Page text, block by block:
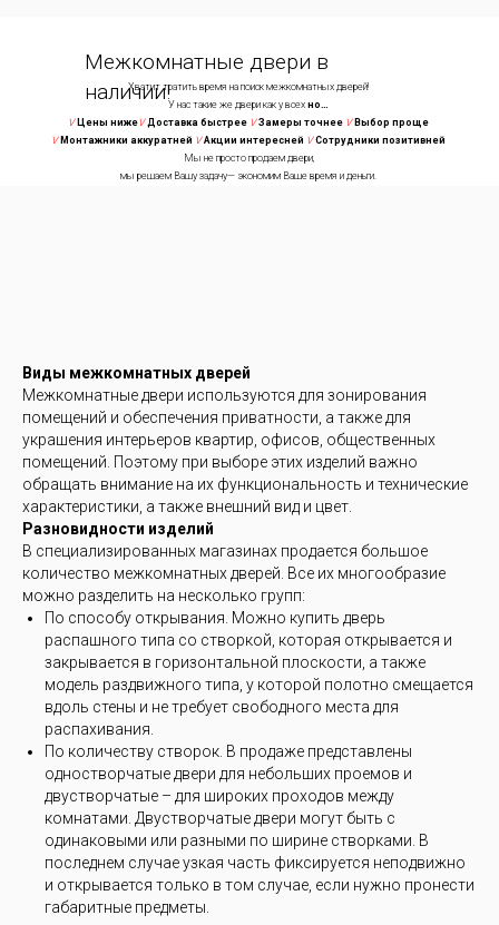
Межкомнатные двери в
наличии!
Хватит тратить время на поиск межкомнатных дверей!
У нас такие же двери как у всех но…
Замеры точнее V Доставка быстрее V Монтажники аккуратней V Акции интересней
Мы не просто продаем двери,
мы решаем Вашу задачу— экономим Ваше время и деньги.
Хватит тратить время на поиск межкомнатных дверей!
У нас такие же двери как у всех но…
V Цены нижеV Доставка быстрее VЗамеры точнее V Выбор проще
V Монтажники аккуратней V Акции интересней V Сотрудники позитивней
Мы не просто продаем двери,
мы решаем Вашу задачу— экономим Ваше время и деньги.
Виды межкомнатных дверей
Межкомнатные двери используются для зонирования
помещений и обеспечения приватности, а также для
украшения интерьеров квартир, офисов, общественных
помещений. Поэтому при выборе этих изделий важно
обращать внимание на их функциональность и технические
характеристики, а также внешний вид и цвет.
Разновидности изделий
В специализированных магазинах продается большое
количество межкомнатных дверей. Все их многообразие
можно разделить на несколько групп:
По способу открывания. Можно купить дверь
распашного типа со створкой, которая открывается и
закрывается в горизонтальной плоскости, а также
модель раздвижного типа, у которой полотно смещается
вдоль стены и не требует свободного места для
распахивания.
По количеству створок. В продаже представлены
одностворчатые двери для небольших проемов и
двустворчатые – для широких проходов между
комнатами. Двустворчатые двери могут быть с
одинаковыми или разными по ширине створками. В
последнем случае узкая часть фиксируется неподвижно
и открывается только в том случае, если нужно пронести
габаритные предметы.